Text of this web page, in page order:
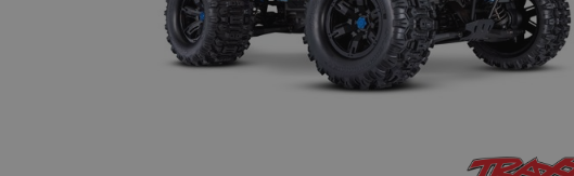
Bilar
Bilbana